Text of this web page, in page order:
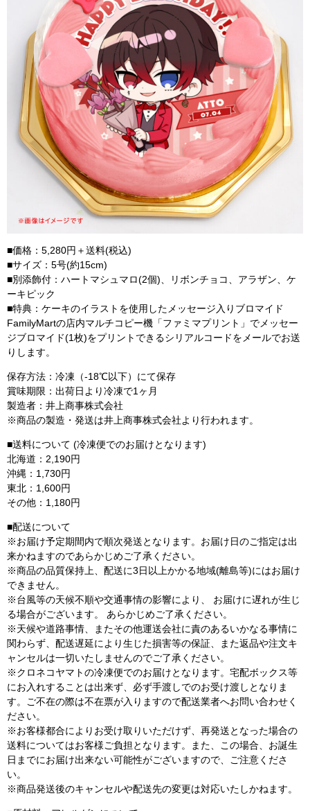
■価格：5,280円＋送料(税込)
■サイズ：5号(約15cm)
■別添飾付：ハートマシュマロ(2個)、リボンチョコ、アラザン、ケ
ーキピック
■特典：ケーキのイラストを使用したメッセージ入りブロマイド
FamilyMartの店内マルチコピー機「ファミマプリント」でメッセー
ジブロマイド(1枚)をプリントできるシリアルコードをメールでお送
りします。
保存方法：冷凍（-18℃以下）にて保存
賞味期限：出荷日より冷凍で1ヶ月
製造者：井上商事株式会社
※商品の製造・発送は井上商事株式会社より行われます。
■送料について (冷凍便でのお届けとなります)
北海道：2,190円
沖縄：1,730円
東北：1,600円
その他：1,180円
■配送について
※お届け予定期間内で順次発送となります。お届け日のご指定は出
来かねますのであらかじめご了承ください。
※商品の品質保持上、配送に3日以上かかる地域(離島等)にはお届け
できません。
※台風等の天候不順や交通事情の影響により、 お届けに遅れが生じ
る場合がございます。 あらかじめご了承ください。
※天候や道路事情、またその他運送会社に責のあるいかなる事情に
関わらず、配送遅延により生じた損害等の保証、また返品や注文キ
ャンセルは一切いたしませんのでご了承ください。
※クロネコヤマトの冷凍便でのお届けとなります。宅配ボックス等
にお入れすることは出来ず、必ず手渡しでのお受け渡しとなりま
す。ご不在の際は不在票が入りますので配送業者へお問い合わせく
ださい。
※お客様都合によりお受け取りいただけず、再発送となった場合の
送料についてはお客様ご負担となります。また、この場合、お誕生
日までにお届け出来ない可能性がございますので、ご注意くださ
い。
※商品発送後のキャンセルや配送先の変更は対応いたしかねます。